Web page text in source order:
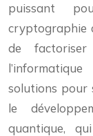
puissant
cryptographie
de factoriser
solutions pour
le
quantique,